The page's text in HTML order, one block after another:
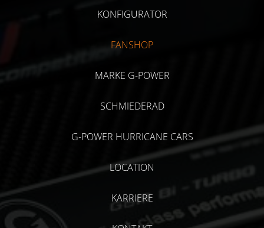
KONFIGURATOR
FANSHOP
MARKE G-POWER
SCHMIEDERAD
G-POWER HURRICANE CARS
LOCATION
KARRIERE